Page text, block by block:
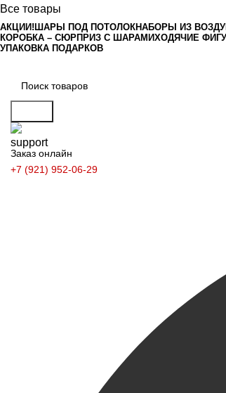
Все товары
АКЦИИ! ШАРЫ ПОД ПОТОЛОКНАБОРЫ ИЗ
КОРОБКА – СЮРПРИЗ С ШАРАМИХОДЯЧИЕ
УПАКОВКА ПОДАРКОВ
Заказ онлайн
+7 (921) 952-06-29